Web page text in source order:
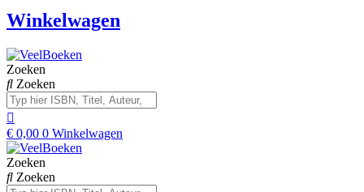
Winkelwagen
Zoeken
Zoeken
€ 0,00 0 Winkelwagen
Zoeken
Zoeken